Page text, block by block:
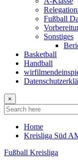
Fußball
Sonstiges
Basketball
Handball
×
Home
Kreisliga Süd
Fußball Kreisliga